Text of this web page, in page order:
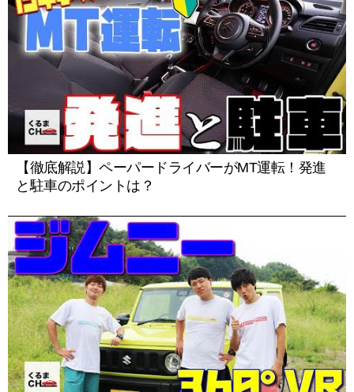
【徹底解説】ペーパードライバーがMT運転！発進
と駐車のポイントは？